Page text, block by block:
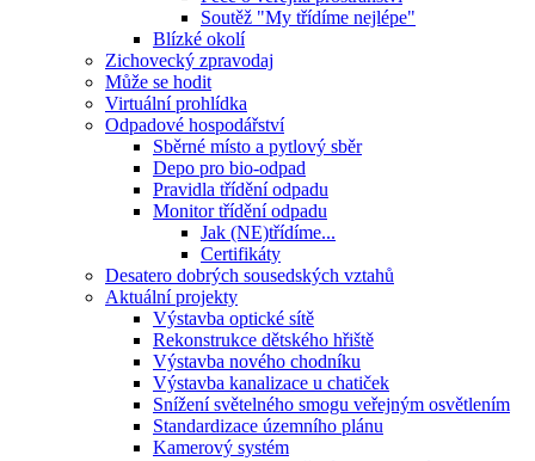
Soutěž "My třídíme nejlépe"
Blízké okolí
Zichovecký zpravodaj
Může se hodit
Virtuální prohlídka
Odpadové hospodářství
Sběrné místo a pytlový sběr
Depo pro bio-odpad
Pravidla třídění odpadu
Monitor třídění odpadu
Jak (NE)třídíme...
Certifikáty
Desatero dobrých sousedských vztahů
Aktuální projekty
Výstavba optické sítě
Rekonstrukce dětského hřiště
Výstavba nového chodníku
Výstavba kanalizace u chatiček
Snížení světelného smogu veřejným osvětlením
Standardizace územního plánu
Kamerový systém